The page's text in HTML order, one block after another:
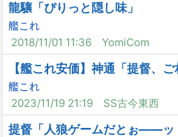
龍驤「ぴりっと隠し味」
艦これ
2018/11/01 11:36
YomiCom
【艦これ安価】神通「提督、ご
艦これ
2023/11/19 21:19
SS古今東西
提督「人狼ゲームだとぉ――